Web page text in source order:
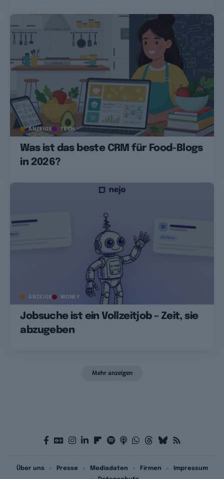
ANZEIGE TECH
Was ist das beste CRM für Food-Blogs
in 2026?
ANZEIGE MONEY
Jobsuche ist ein Vollzeitjob – Zeit, sie
abzugeben
Mehr anzeigen
Über uns Presse Mediadaten Firmen
Impressum